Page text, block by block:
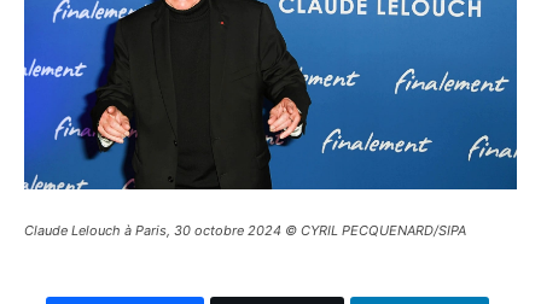
Claude Lelouch à Paris, 30 octobre 2024 © CYRIL PECQUENARD/SIPA